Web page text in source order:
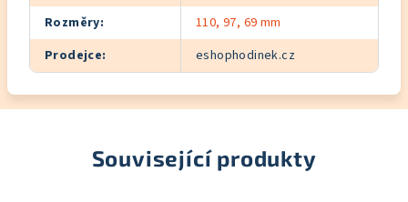
Rozměry:
110, 97, 69 mm
Prodejce: eshophodinek.cz
Související produkty